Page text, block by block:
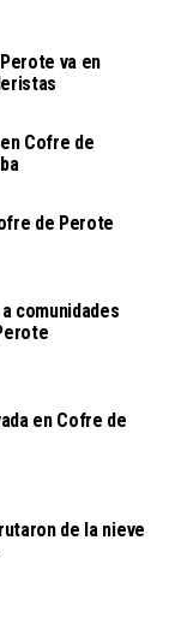
va en
Cofre de
de Perote
comunidades
en Cofre de
de la nieve